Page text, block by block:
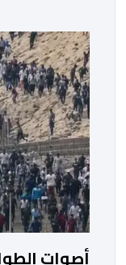
الزاولي بالدار
مريم نياجو
أصوات